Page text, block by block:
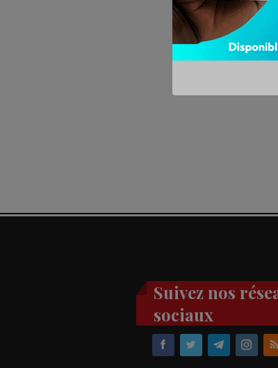
Suivez nos
sociaux